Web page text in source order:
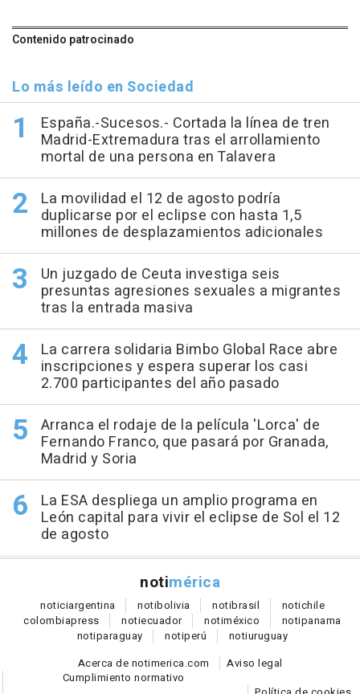
Contenido patrocinado
Lo más leído en Sociedad
España.-Sucesos.- Cortada la línea de tren
Madrid-Extremadura tras el arrollamiento
mortal de una persona en Talavera
La movilidad el 12 de agosto podría
duplicarse por el eclipse con hasta 1,5
millones de desplazamientos adicionales
Un juzgado de Ceuta investiga seis
presuntas agresiones sexuales a migrantes
tras la entrada masiva
La carrera solidaria Bimbo Global Race abre
inscripciones y espera superar los casi
2.700 participantes del año pasado
Arranca el rodaje de la película 'Lorca' de
Fernando Franco, que pasará por Granada,
Madrid y Soria
La ESA despliega un amplio programa en
León capital para vivir el eclipse de Sol el 12
de agosto
notimérica
noticiargentina notibolivia notibrasil notichile
colombiapress notiecuador notiméxico notipanama
notiparaguay notiperú notiuruguay
Acerca de notimerica.com
Aviso legal
Cumplimiento normativo